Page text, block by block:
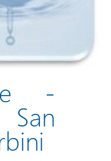
démarches en ligne
-